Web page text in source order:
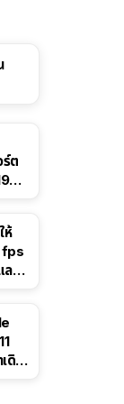
ต
ห้
fps
ะ
ดิม